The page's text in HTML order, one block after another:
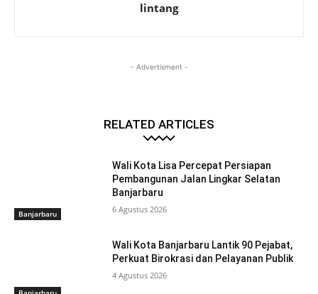
lintang
- Advertisment -
RELATED ARTICLES
Banjarbaru
Wali Kota Lisa Percepat Persiapan
Pembangunan Jalan Lingkar Selatan
Banjarbaru
6 Agustus 2026
Wali Kota Banjarbaru Lantik 90 Pejabat,
Perkuat Birokrasi dan Pelayanan Publik
4 Agustus 2026